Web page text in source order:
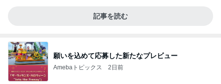
記事を読む
願いを込めて応募した新たなプレビュー
Amebaトピックス 2日前